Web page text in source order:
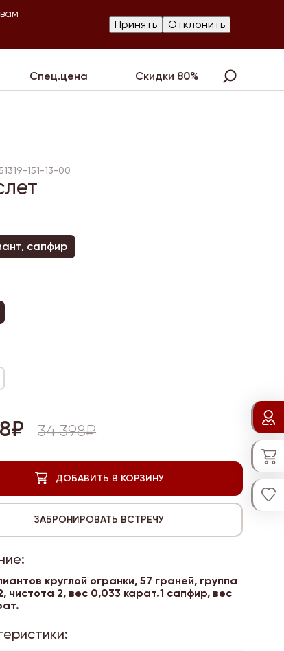
Контакты
Спец.цена Скидки 80%
151-13-00
сапфир
34 398₽
круглой огранки, 57 граней, группа
чистота 2, вес 0,033 карат.1 сапфир, вес
Принять Отклонить